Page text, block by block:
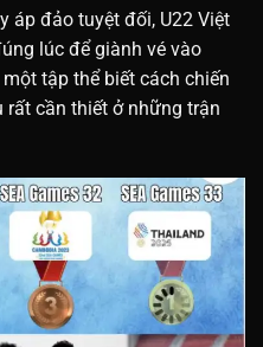
áp đảo tuyệt đối, U22 Việt
lúc để giành vé vào
tập thể biết cách chiến
cần thiết ở những trận